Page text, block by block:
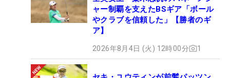
ャー制覇を支えたBSギア「ボール
やクラブを信頼した」【勝者のギ
ア】
2026年8月4日 (火) 12時00分 1